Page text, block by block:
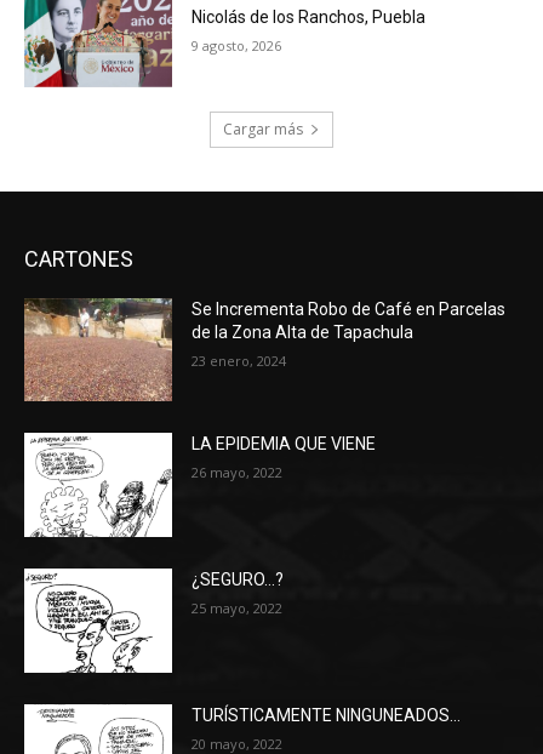
Nicolás de los Ranchos, Puebla
9 agosto, 2026
Cargar más
CARTONES
Se Incrementa Robo de Café en Parcelas
de la Zona Alta de Tapachula
23 enero, 2024
LA EPIDEMIA QUE VIENE
26 mayo, 2022
¿SEGURO…?
25 mayo, 2022
TURÍSTICAMENTE NINGUNEADOS…
20 mayo, 2022